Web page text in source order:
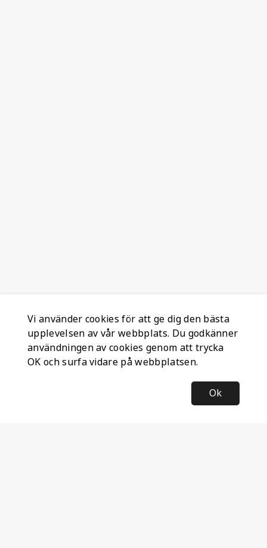
Vi använder cookies för att ge dig den bästa
upplevelsen av vår webbplats. Du godkänner
användningen av cookies genom att trycka
OK och surfa vidare på webbplatsen.
Ok